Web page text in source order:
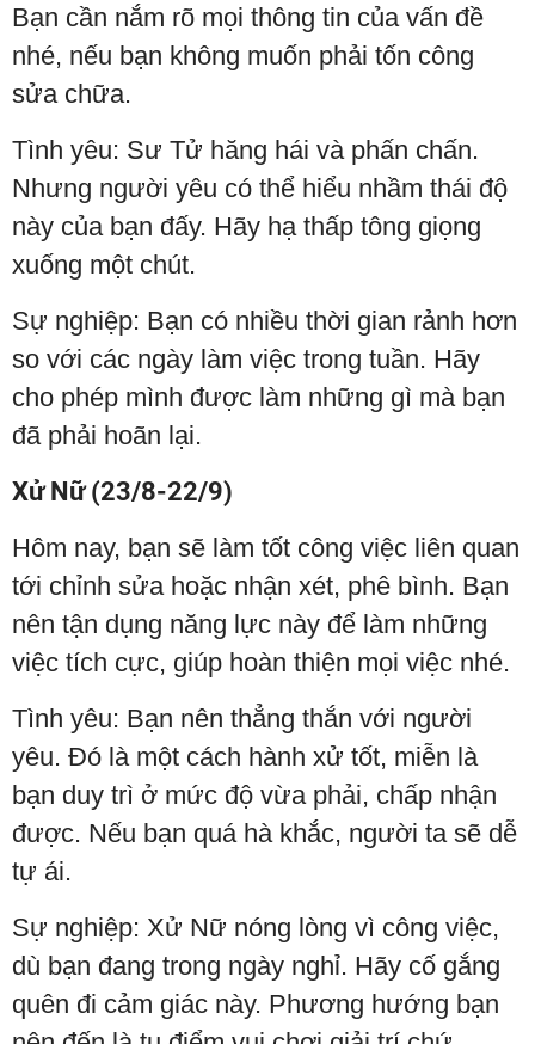
Bạn cần nắm rõ mọi thông tin của vấn đề
nhé, nếu bạn không muốn phải tốn công
sửa chữa.
Tình yêu: Sư Tử hăng hái và phấn chấn.
Nhưng người yêu có thể hiểu nhầm thái độ
này của bạn đấy. Hãy hạ thấp tông giọng
xuống một chút.
Sự nghiệp: Bạn có nhiều thời gian rảnh hơn
so với các ngày làm việc trong tuần. Hãy
cho phép mình được làm những gì mà bạn
đã phải hoãn lại.
Xử Nữ (23/8-22/9)
Hôm nay, bạn sẽ làm tốt công việc liên quan
tới chỉnh sửa hoặc nhận xét, phê bình. Bạn
nên tận dụng năng lực này để làm những
việc tích cực, giúp hoàn thiện mọi việc nhé.
Tình yêu: Bạn nên thẳng thắn với người
yêu. Đó là một cách hành xử tốt, miễn là
bạn duy trì ở mức độ vừa phải, chấp nhận
được. Nếu bạn quá hà khắc, người ta sẽ dễ
tự ái.
Sự nghiệp: Xử Nữ nóng lòng vì công việc,
dù bạn đang trong ngày nghỉ. Hãy cố gắng
quên đi cảm giác này. Phương hướng bạn